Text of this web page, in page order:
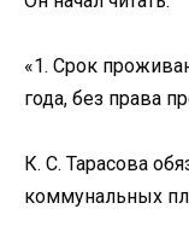
«1. Срок
года, без права
К. С. Тарасова
коммунальных